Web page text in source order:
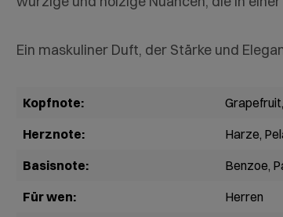
Ein maskuliner Duft, der Stärke und
Kopfnote: Grapefruit
Herznote:
Harze,
Basisnote:
Benzoe,
Für wen:
Herren